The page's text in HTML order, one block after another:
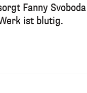
Fanny
ist blutig.